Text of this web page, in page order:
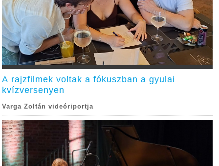
A rajzfilmek voltak a fókuszban a gyulai
kvízversenyen
Varga Zoltán videóriportja